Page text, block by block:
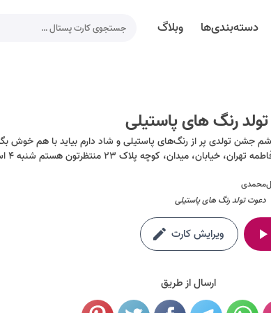
دسته‌بندی‌ها وبلاگ
رنگ های پاستیلی
ساله می‌شم جشن تولدی پر از رنگ‌های پاستیلی و شاد دارم بیاید با هم خوش
دعوت تولد رنگ های پاستیلی
ویرایش کارت
ارسال از طریق